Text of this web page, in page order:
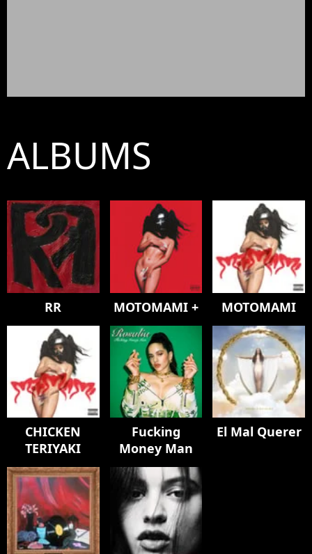
ALBUMS
RR MOTOMAMI + MOTOMAMI
CHICKEN
TERIYAKI
Fucking
Money Man
El Mal Querer